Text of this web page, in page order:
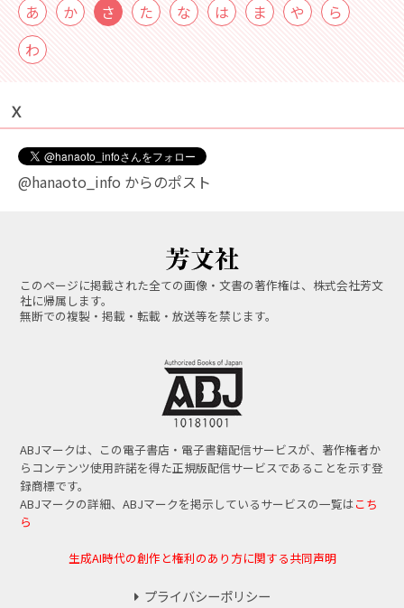
あ か さ た な は ま や
ら
わ
Ｘ
@hanaoto_info からのポスト
このページに掲載された全ての画像・文書の著作権は、株式会社芳文
社に帰属します。
無断での複製・掲載・転載・放送等を禁じます。
ABJマークは、この電子書店・電子書籍配信サービスが、著作権者か
らコンテンツ使用許諾を得た正規版配信サービスであることを示す登
録商標です。
ABJマークの詳細、ABJマークを掲示しているサービスの一覧はこち
ら
生成AI時代の創作と権利のあり方に関する共同声明
プライバシーポリシー